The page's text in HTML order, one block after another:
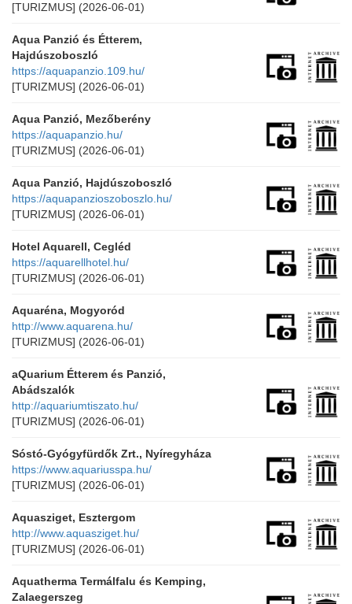
[TURIZMUS] (2026-06-01)
Aqua Panzió és Étterem,
Hajdúszoboszló
https://aquapanzio.109.hu/
[TURIZMUS] (2026-06-01)
Aqua Panzió, Mezőberény
https://aquapanzio.hu/
[TURIZMUS] (2026-06-01)
Aqua Panzió, Hajdúszoboszló
https://aquapanzioszoboszlo.hu/
[TURIZMUS] (2026-06-01)
Hotel Aquarell, Cegléd
https://aquarellhotel.hu/
[TURIZMUS] (2026-06-01)
Aquaréna, Mogyoród
http://www.aquarena.hu/
[TURIZMUS] (2026-06-01)
aQuarium Étterem és Panzió,
Abádszalók
http://aquariumtiszato.hu/
[TURIZMUS] (2026-06-01)
Sóstó-Gyógyfürdők Zrt., Nyíregyháza
https://www.aquariusspa.hu/
[TURIZMUS] (2026-06-01)
Aquasziget, Esztergom
http://www.aquasziget.hu/
[TURIZMUS] (2026-06-01)
Aquatherma Termálfalu és Kemping,
Zalaegerszeg